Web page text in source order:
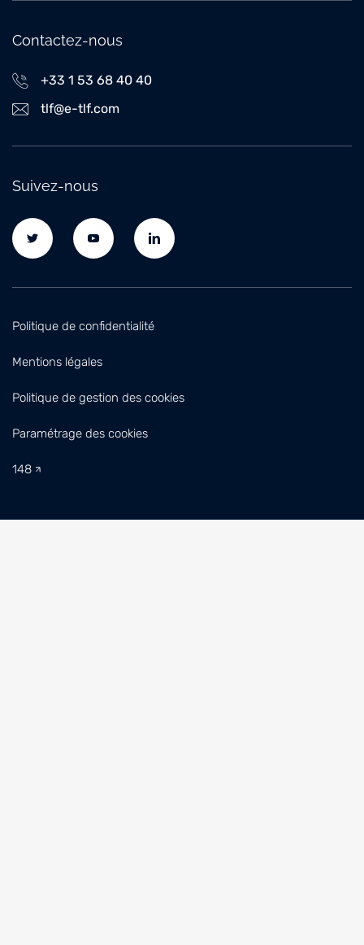
Contactez-nous
+33 1 53 68 40 40
tlf@e-tlf.com
Suivez-nous
Politique de confidentialité
Mentions légales
Politique de gestion des cookies
Paramétrage des cookies
148